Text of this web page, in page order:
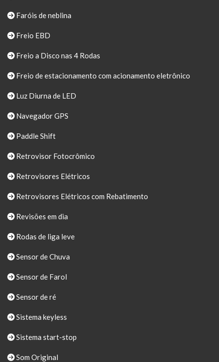
Faróis de neblina
Freio EBD
Freio a Disco nas 4 Rodas
Freio de estacionamento com acionamento eletrônico
Luz Diurna de LED
Navegador GPS
Paddle Shift
Retrovisor Fotocrômico
Retrovisores Elétricos
Retrovisores Elétricos com Rebatimento
Revisões em dia
Rodas de liga leve
Sensor de Chuva
Sensor de Farol
Sensor de ré
Sistema keyless
Sistema start-stop
Som Original